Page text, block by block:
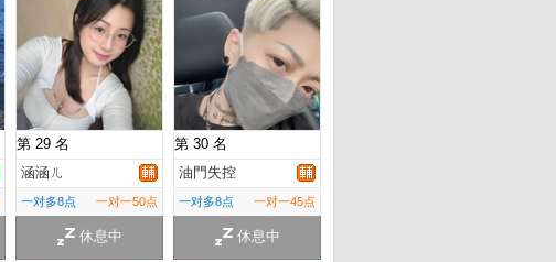
第 29 名
涵涵ㄦ
一对多8点 一对一50点
休息中
第 30 名
油門失控
一对多8点 一对一45点
休息中